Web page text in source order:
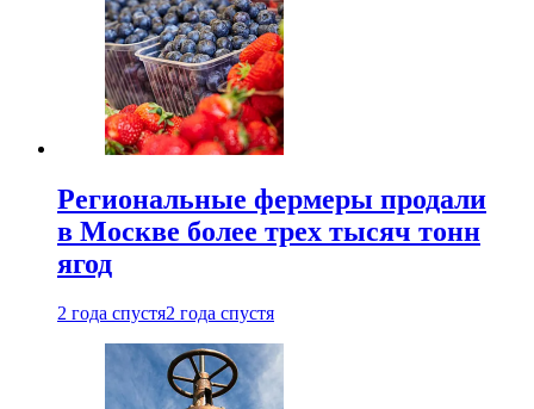
Региональные фермеры продали
в Москве более трех тысяч тонн
ягод
2 года спустя2 года спустя